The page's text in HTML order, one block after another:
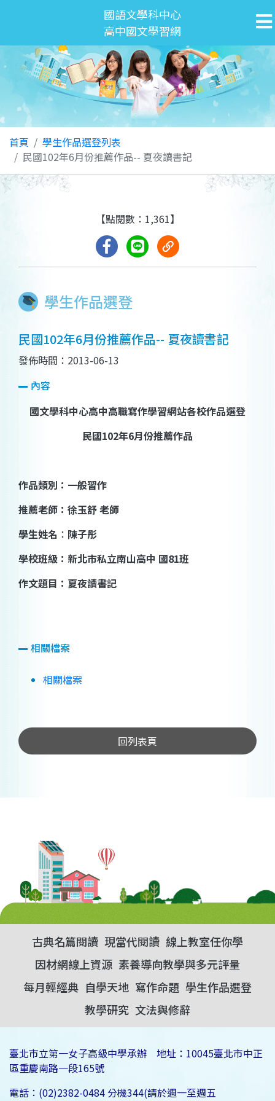
國語文學科中心
高中國文學習網
首頁
學生作品選登列表
民國102年6月份推薦作品-- 夏夜讀書記
學生作品選登
【點閱數：1,361】
民國102年6月份推薦作品-- 夏夜讀書記
發佈時間：2013-06-13
內容
國文學科中心高中高職寫作學習網站各校作品選登
民國102年6月份推薦作品
作品類別：一般習作
推薦老師：徐玉舒 老師
學生姓名 ： 陳子彤
學校班級 ：新北市私立南山高中 國81班
作文題目 ： 夏夜讀書記
相關檔案
相關檔案
回列表頁
古典名篇閱讀 現當代閱讀 線上教室任你學
因材網線上資源 素養導向教學與多元評量
每月輕經典 自學天地 寫作命題 學生作品選登
教學研究 文法與修辭
臺北市立第一女子高級中學承辦 地址：10045臺北市中正
區重慶南路一段165號
電話：(02)2382-0484 分機344(請於週一至週五